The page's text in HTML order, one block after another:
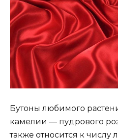
Бутоны любимого
камелии — пудрового
также относится к числу